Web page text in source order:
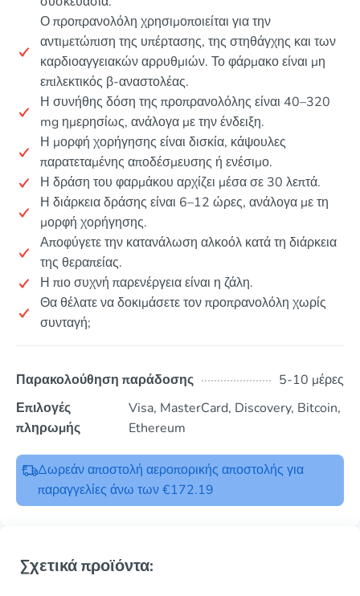
Ο προπρανολόλη χρησιμοποιείται για την
αντιμετώπιση της υπέρτασης, της στηθάγχης και των
καρδιοαγγειακών αρρυθμιών. Το φάρμακο είναι μη
επιλεκτικός β-αναστολέας.
Η συνήθης δόση της προπρανολόλης είναι 40–320
mg ημερησίως, ανάλογα με την ένδειξη.
Η μορφή χορήγησης είναι δισκία, κάψουλες
παρατεταμένης αποδέσμευσης ή ενέσιμο.
Η δράση του φαρμάκου αρχίζει μέσα σε 30 λεπτά.
Η διάρκεια δράσης είναι 6–12 ώρες, ανάλογα με τη
μορφή χορήγησης.
Αποφύγετε την κατανάλωση αλκοόλ κατά τη διάρκεια
της θεραπείας.
Η πιο συχνή παρενέργεια είναι η ζάλη.
Θα θέλατε να δοκιμάσετε τον προπρανολόλη χωρίς
συνταγή;
Παρακολούθηση παράδοσης
5-10 μέρες
Επιλογές
πληρωμής
Visa, MasterCard, Discovery, Bitcoin,
Ethereum
Δωρεάν αποστολή αεροπορικής αποστολής για
παραγγελίες άνω των €172.19
Σχετικά προϊόντα: